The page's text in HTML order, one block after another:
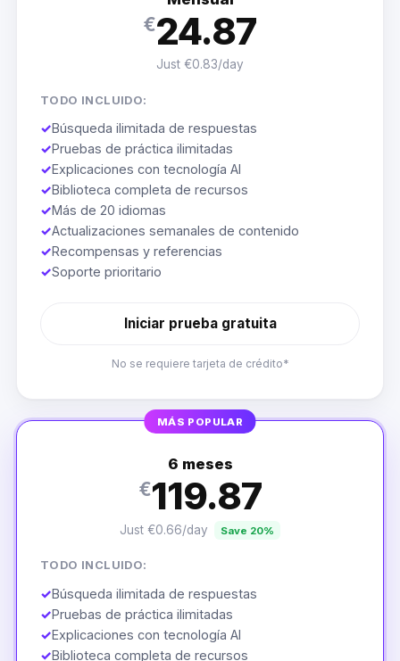
€24.87
Just €0.83/day
TODO INCLUIDO:
✓Búsqueda ilimitada de respuestas
✓Pruebas de práctica ilimitadas
✓Explicaciones con tecnología AI
✓Biblioteca completa de recursos
✓Más de 20 idiomas
✓Actualizaciones semanales de contenido
✓Recompensas y referencias
✓Soporte prioritario
Iniciar prueba gratuita
No se requiere tarjeta de crédito*
MÁS POPULAR
6 meses
€119.87
Just €0.66/day Save 20%
TODO INCLUIDO:
✓Búsqueda ilimitada de respuestas
✓Pruebas de práctica ilimitadas
✓Explicaciones con tecnología AI
✓Biblioteca completa de recursos